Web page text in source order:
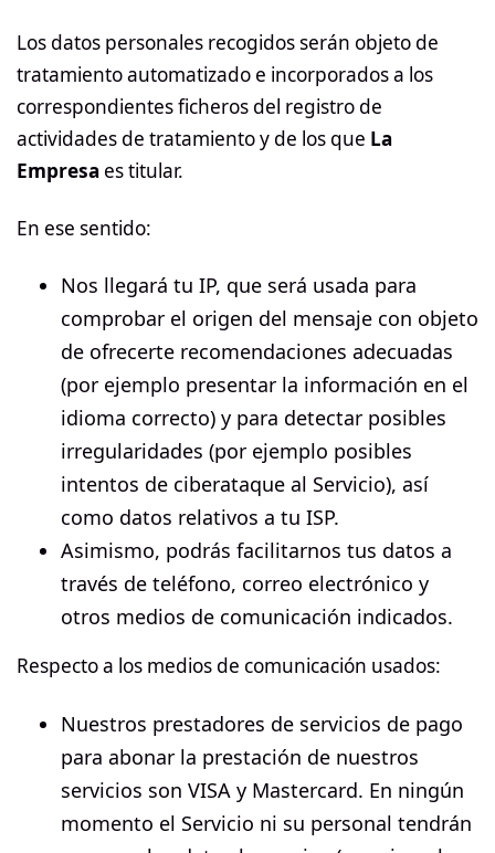
Los datos personales recogidos serán objeto de
tratamiento automatizado e incorporados a los
correspondientes ficheros del registro de
actividades de tratamiento y de los que La
Empresa es titular.
En ese sentido:
Nos llegará tu IP, que será usada para
comprobar el origen del mensaje con objeto
de ofrecerte recomendaciones adecuadas
(por ejemplo presentar la información en el
idioma correcto) y para detectar posibles
irregularidades (por ejemplo posibles
intentos de ciberataque al Servicio), así
como datos relativos a tu ISP.
Asimismo, podrás facilitarnos tus datos a
través de teléfono, correo electrónico y
otros medios de comunicación indicados.
Respecto a los medios de comunicación usados:
Nuestros prestadores de servicios de pago
para abonar la prestación de nuestros
servicios son VISA y Mastercard. En ningún
momento el Servicio ni su personal tendrán